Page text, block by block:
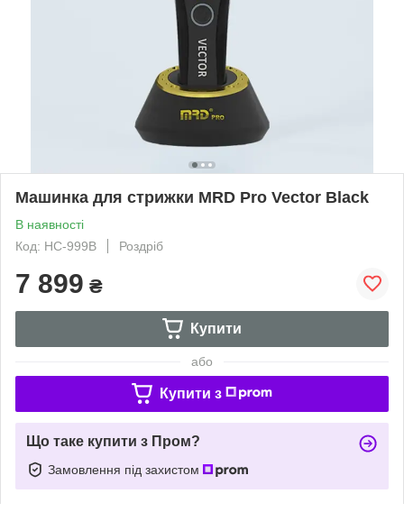
Машинка для стрижки MRD Pro Vector Black
В наявності
Код: HC-999B
Роздріб
7 899 ₴
Купити
або
Купити з
Що таке купити з Пром?
Замовлення під захистом